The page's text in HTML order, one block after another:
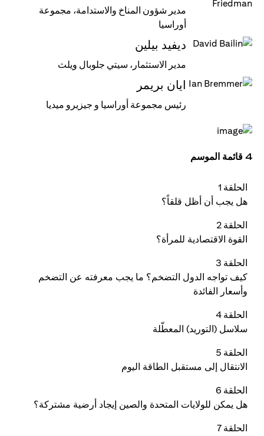
مدير شؤون المناخ والاستدامة، مجموعة
أوراسيا
ديفيد بيلين
مدير الاستثمار، سيتي جلوبال ويلث
ايان بريمر
رئيس مجموعة أوراسيا و جيزيرو ميديا
4 قائمة الموسم
الحلقة 1
هل يجب أن أظل قلقاً؟
الحلقة 2
القوة الاقتصادية للمرأة؟
الحلقة 3
كيف تواجه الدول التضخم؟ ما يجب معرفته عن التضخم
وأسعار الفائدة
الحلقة 4
سلاسل (التوريد) المعطّلة
الحلقة 5
الانتقال إلى مستقبل الطاقة اليوم
الحلقة 6
هل يمكن للولايات المتحدة والصين إيجاد أرضية مشتركة؟
الحلقة 7